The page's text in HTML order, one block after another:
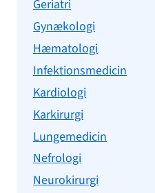
Geriatri
Gynækologi
Hæmatologi
Infektionsmedicin
Kardiologi
Karkirurgi
Lungemedicin
Nefrologi
Neurokirurgi